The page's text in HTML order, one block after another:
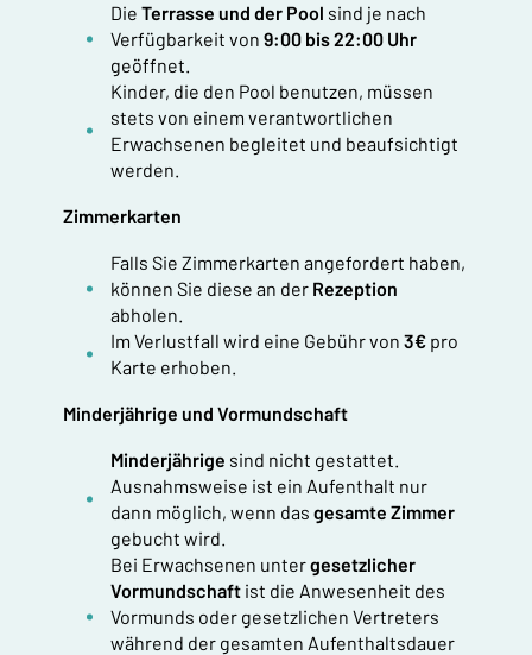
Die Terrasse und der Pool sind je nach
Verfügbarkeit von 9:00 bis 22:00 Uhr
geöffnet.
Kinder, die den Pool benutzen, müssen
stets von einem verantwortlichen
Erwachsenen begleitet und beaufsichtigt
werden.
Zimmerkarten
Falls Sie Zimmerkarten angefordert haben,
können Sie diese an der Rezeption
abholen.
Im Verlustfall wird eine Gebühr von 3€ pro
Karte erhoben.
Minderjährige und Vormundschaft
Minderjährige sind nicht gestattet.
Ausnahmsweise ist ein Aufenthalt nur
dann möglich, wenn das gesamte Zimmer
gebucht wird.
Bei Erwachsenen untergesetzlicher
Vormundschaft ist die Anwesenheit des
Vormunds oder gesetzlichen Vertreters
während der gesamten Aufenthaltsdauer